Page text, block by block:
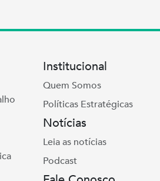
Institucional
Quem Somos
Políticas Estratégicas
Notícias
Leia as notícias
Podcast